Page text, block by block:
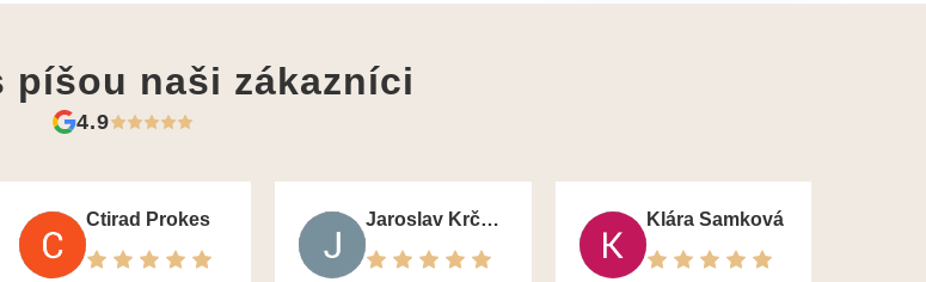
píšou naši zákazníci
4.9
Ctirad Prokes Jaroslav Krčma Klára Samková